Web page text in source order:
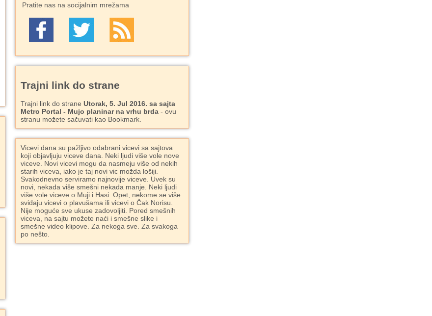
Pratite nas na socijalnim mrežama
Trajni link do strane
Trajni link do strane Utorak, 5. Jul 2016. sa sajta
Metro Portal - Mujo planinar na vrhu brda - ovu
stranu možete sačuvati kao Bookmark.
Vicevi dana su pažljivo odabrani vicevi sa sajtova
koji objavljuju viceve dana. Neki ljudi više vole nove
viceve. Novi vicevi mogu da nasmeju više od nekih
starih viceva, iako je taj novi vic možda lošiji.
Svakodnevno serviramo najnovije viceve. Uvek su
novi, nekada više smešni nekada manje. Neki ljudi
više vole viceve o Muji i Hasi. Opet, nekome se više
sviđaju vicevi o plavušama ili vicevi o Čak Norisu.
Nije moguće sve ukuse zadovoljiti. Pored smešnih
viceva, na sajtu možete naći i smešne slike i
smešne video klipove. Za nekoga sve. Za svakoga
po nešto.